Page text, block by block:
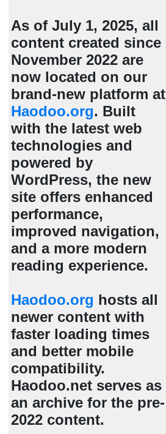
As of July 1, 2025, all
content created since
November 2022 are
now located on our
brand-new platform at
Haodoo.org. Built
with the latest web
technologies and
powered by
WordPress, the new
site offers enhanced
performance,
improved navigation,
and a more modern
reading experience.
Haodoo.org hosts all
newer content with
faster loading times
and better mobile
compatibility.
Haodoo.net serves as
an archive for the pre-
2022 content.